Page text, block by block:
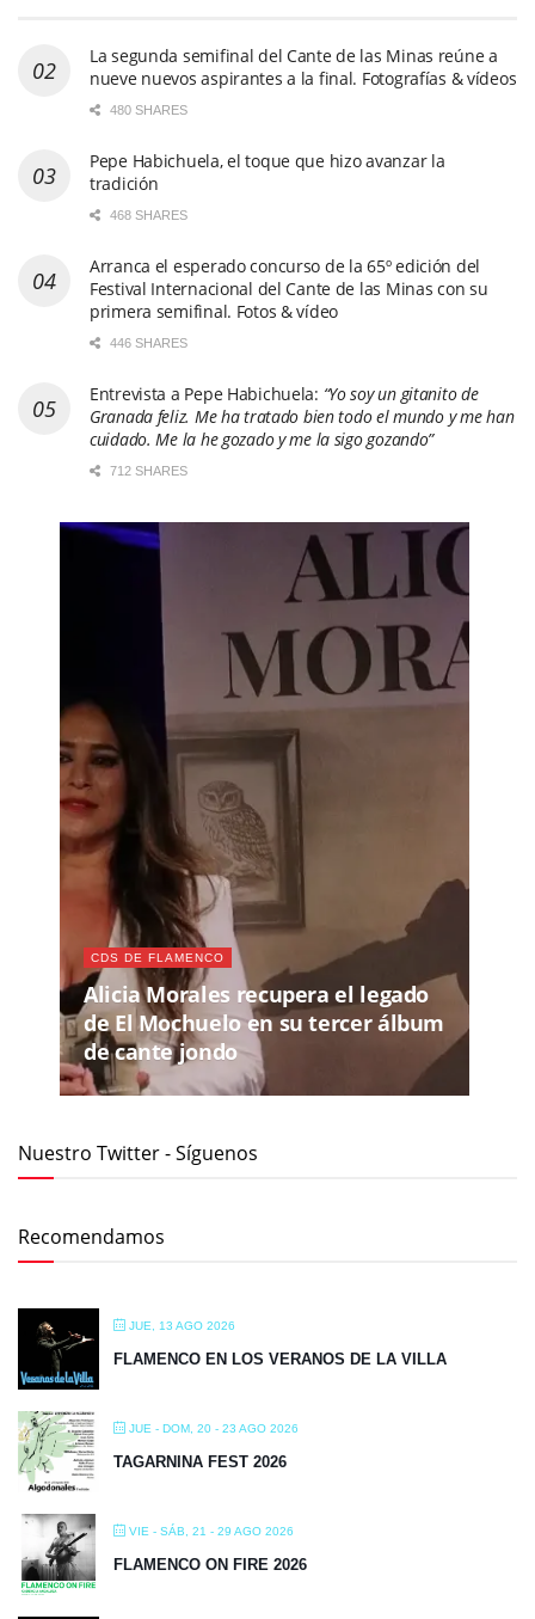
La segunda semifinal del Cante de las Minas reúne a
nueve nuevos aspirantes a la final. Fotografías & vídeos
480 SHARES
Pepe Habichuela, el toque que hizo avanzar la
tradición
468 SHARES
Arranca el esperado concurso de la 65º edición del
Festival Internacional del Cante de las Minas con su
primera semifinal. Fotos & vídeo
446 SHARES
Entrevista a Pepe Habichuela: “Yo soy un gitanito de
Granada feliz. Me ha tratado bien todo el mundo y me han
cuidado. Me la he gozado y me la sigo gozando”
712 SHARES
CDS DE FLAMENCO
Alicia Morales recupera el legado
de El Mochuelo en su tercer álbum
de cante jondo
Nuestro Twitter - Síguenos
Recomendamos
JUE, 13 AGO 2026
FLAMENCO EN LOS VERANOS DE LA VILLA
JUE - DOM, 20 - 23 AGO 2026
TAGARNINA FEST 2026
VIE - SÁB, 21 - 29 AGO 2026
FLAMENCO ON FIRE 2026